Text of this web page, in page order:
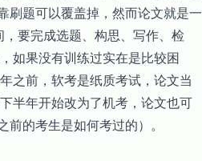
刷题可以覆盖掉，然而论文就是一
要完成选题、构思、写作、检
如果没有训练过实在是比较困
之前，软考是纸质考试，论文当
半年开始改为了机考，论文也可
的考生是如何考过的）。